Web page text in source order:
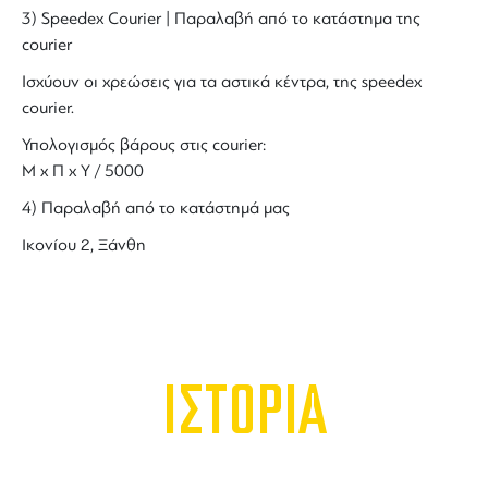
3) Speedex Courier | Παραλαβή από το κατάστημα της
courier
Ισχύουν οι χρεώσεις για τα αστικά κέντρα, της speedex
courier.
Υπολογισμός βάρους στις courier:
Μ x Π x Y / 5000
4) Παραλαβή από το κατάστημά μας
Ικονίου 2, Ξάνθη
ΙΣΤΟΡΙΑ